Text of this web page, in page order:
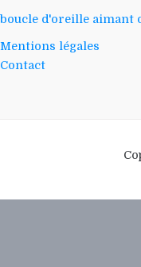
boucle d'oreille aimant
Mentions légales
Contact